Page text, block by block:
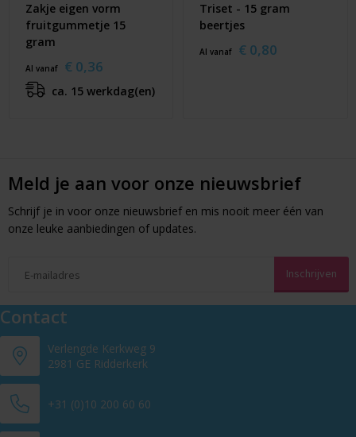
Zakje eigen vorm
fruitgummetje 15
gram
Al vanaf € 0,36
ca. 15 werkdag(en)
Triset - 15 gram
beertjes
Al vanaf € 0,80
Meld je aan voor onze nieuwsbrief
Schrijf je in voor onze nieuwsbrief en mis nooit meer één van
onze leuke aanbiedingen of updates.
Contact
Verlengde Kerkweg 9
2981 GE Ridderkerk
+31 (0)10 200 60 60